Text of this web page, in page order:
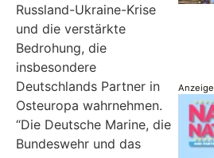
Russland-Ukraine-Krise
und die verstärkte
Bedrohung, die
insbesondere
Deutschlands Partner in
Osteuropa wahrnehmen.
“Die Deutsche Marine, die
Bundeswehr und das
Anzeige